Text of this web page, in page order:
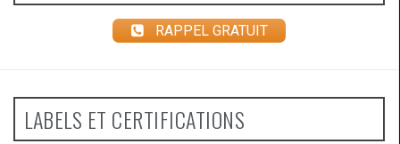
RAPPEL GRATUIT
LABELS ET CERTIFICATIONS